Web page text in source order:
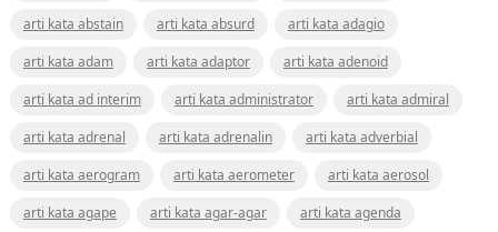
arti kata abstain
arti kata absurd
arti kata adagio
arti kata adam
arti kata adaptor
arti kata adenoid
arti kata ad interim
arti kata administrator
arti kata admiral
arti kata adrenal
arti kata adrenalin
arti kata adverbial
arti kata aerogram
arti kata aerometer
arti kata aerosol
arti kata agape
arti kata agar-agar
arti kata agenda